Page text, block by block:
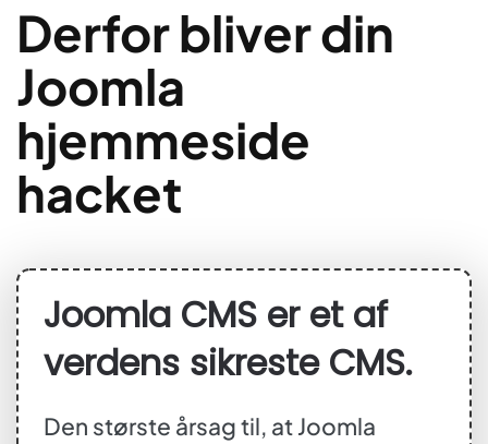
Derfor bliver din
Joomla
hjemmeside
hacket
Joomla CMS er et af
verdens sikreste CMS.
Den største årsag til, at Joomla